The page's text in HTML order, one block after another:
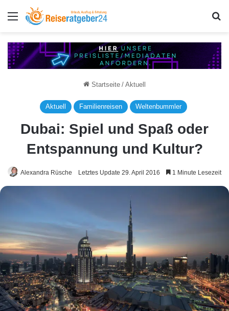
Menü
Startseite / Aktuell
Aktuell Familienreisen Weltenbummler
Dubai: Spiel und Spaß oder
Entspannung und Kultur?
Alexandra Rüsche Letztes Update 29. April 2016 1 Minute Lesezeit